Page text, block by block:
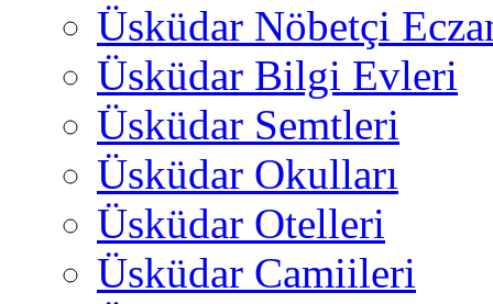
Üsküdar Nöbetçi
Üsküdar Bilgi Evleri
Üsküdar Semtleri
Üsküdar Okulları
Üsküdar Otelleri
Üsküdar Camiileri